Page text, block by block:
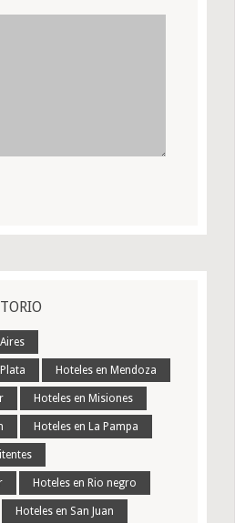
Hoteles en Mendoza
Hoteles en Misiones
Hoteles en La Pampa
Hoteles en Rio negro
Hoteles en San Juan